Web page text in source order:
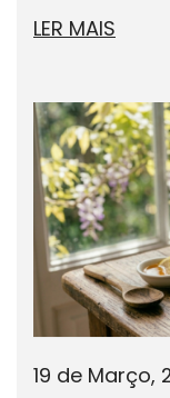
LER MAIS
19 de Março,